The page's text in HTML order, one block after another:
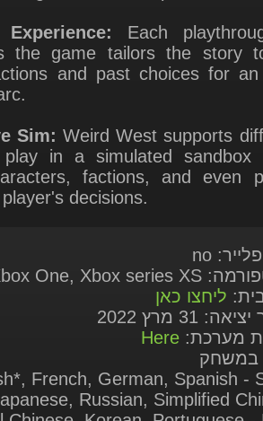
the game tailors the story
and past choices for an
Sim: Weird West supports
in a simulated sandbox
factions, and even
decisions.
31 מרץ 2022
מערכת:Here
במשחק
French, German, Spanish -
Russian, Simplified
Chinese, Korean, Portuguese -
( * = Full audio